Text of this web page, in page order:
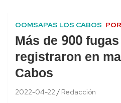
OOMSAPAS LOS CABOS
Más de 900
registraron en
Cabos
2022-04-22 Redacción